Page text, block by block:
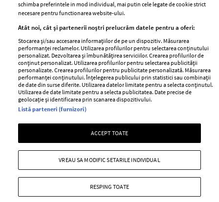
GSP
Unica
Baby
Retete
femei
Viva
Avantaje
Retete practice
Pariază responsabil! Decizia ONJN nr. 821/25.09.2025.
Jocurile de noroc sunt interzise minorilor.
Copyright © 2026 Ringier Romania SRL
schimba preferintele in mod individual, mai putin cele legate de cookie strict
necesare pentru functionarea website-ului.
Atât noi, cât și partenerii noștri prelucrăm datele pentru a oferi:
Stocarea și/sau accesarea informațiilor de pe un dispozitiv. Măsurarea
performanței reclamelor. Utilizarea profilurilor pentru selectarea conținutului
personalizat. Dezvoltarea și îmbunătățirea serviciilor. Crearea profilurilor de
conținut personalizat. Utilizarea profilurilor pentru selectarea publicității
personalizate. Crearea profilurilor pentru publicitate personalizată. Măsurarea
performanței conținutului. Înțelegerea publicului prin statistici sau combinații
de date din surse diferite. Utilizarea datelor limitate pentru a selecta conținutul.
Utilizarea de date limitate pentru a selecta publicitatea. Date precise de
geolocație și identificarea prin scanarea dispozitivului.
Listă parteneri (furnizori)
ACCEPT TOATE
RESPING TOATE
VREAU SA MODIFIC SETARILE INDIVIDUAL